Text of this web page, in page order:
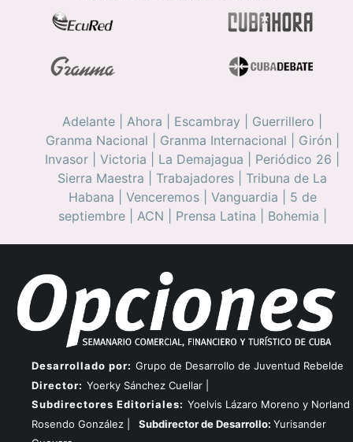
Adelante Ahora Escambray Guerrillero
Granma Nacional
Granma Internacional Girón
Invasor
Victoria La Demajagua Periódico 26
Sierra Maestra
Trabajadores
Tribuna de La
Habana
Venceremos| Vanguardia
5 de
septiembre| ACN Prensa Latina Bohemia
Desarrollado por: Grupo de Desarrollo de Juventud Rebelde
Director: Yoerky Sánchez Cuellar |
Subdirectores Editoriales: Yoelvis Lázaro Moreno y Norland
Rosendo González |
Subdirector de Desarrollo: Yurisander